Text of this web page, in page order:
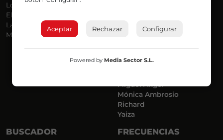
Locos por la Música
El Supermadrugador
La Mañana de Radio Nervión
Más Madrugada
Luis Carlos
Mónica Ambrosio
Richard
Yaiza
BUSCADOR FRECUENCIAS
Aceptar Rechazar Configurar
Powered by Media Sector S.L.